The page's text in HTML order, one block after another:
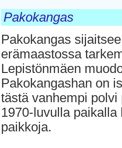
Pakokangas
Pakokangas
erämaastossa
Lepistönmäen
Pakokangashan on
tästä vanhempi
1970-luvulla
paikkoja.